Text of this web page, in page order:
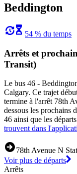
Beddington
54 % du temps
Arrêts et
Transit)
Le bus 46 -
Calgary. Ce trajet
termine à l'arrêt 78th
dessous les prochains
46 ainsi que les
trouvent dans
78th Avenue N
Voir plus de départs
Arrêts